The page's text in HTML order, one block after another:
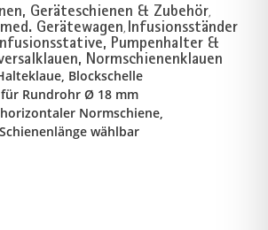
Geräteschienen & Zubehör,
Gerätewagen, Infusionsständer
Pumpenhalter &
Normschienenklauen
Blockschelle
für Rundrohr Ø 18 mm
Normschiene,
Schienenlänge wählbar